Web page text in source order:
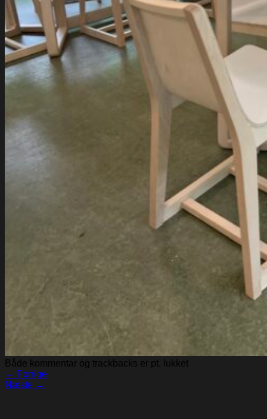
Både kommentar og trackbacks er pt. lukket
← Forrige
Næste →